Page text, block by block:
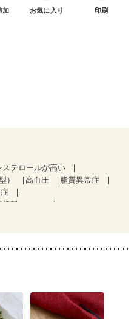
加 お気に入り 印刷
ステロールが高い
） 高血圧
脂質異常症
群（IBS）